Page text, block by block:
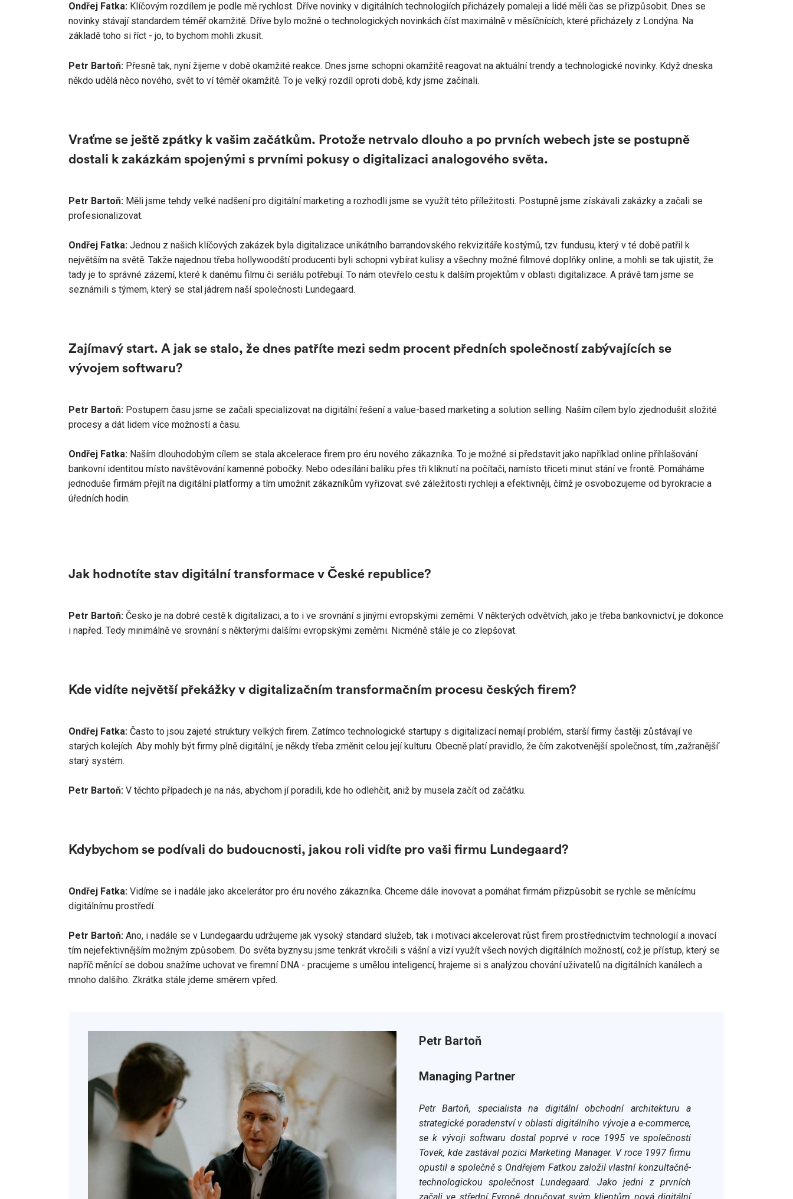
Ondřej Fatka: Klíčovým rozdílem je podle mě rychlost. Dříve novinky v digitálních technologiích přicházely pomaleji a lidé měli čas se přizpůsobit. Dnes se
novinky stávají standardem téměř okamžitě. Dříve bylo možné o technologických novinkách číst maximálně v měsíčnících, které přicházely z Londýna. Na
základě toho si říct - jo, to bychom mohli zkusit.
Petr Bartoň: Přesně tak, nyní žijeme v době okamžité reakce. Dnes jsme schopni okamžitě reagovat na aktuální trendy a technologické novinky. Když dneska
někdo udělá něco nového, svět to ví téměř okamžitě. To je velký rozdíl oproti době, kdy jsme začínali.
Vraťme se ještě zpátky k vašim začátkům. Protože netrvalo dlouho a po prvních webech jste se postupně
dostali k zakázkám spojenými s prvními pokusy o digitalizaci analogového světa.
Petr Bartoň: Měli jsme tehdy velké nadšení pro digitální marketing a rozhodli jsme se využít této příležitosti. Postupně jsme získávali zakázky a začali se
profesionalizovat.
Ondřej Fatka: Jednou z našich klíčových zakázek byla digitalizace unikátního barrandovského rekvizitáře kostýmů, tzv. fundusu, který v té době patřil k
největším na světě. Takže najednou třeba hollywoodští producenti byli schopni vybírat kulisy a všechny možné filmové doplňky online, a mohli se tak ujistit, že
tady je to správné zázemí, které k danému filmu či seriálu potřebují. To nám otevřelo cestu k dalším projektům v oblasti digitalizace. A právě tam jsme se
seznámili s týmem, který se stal jádrem naší společnosti Lundegaard.
Zajímavý start. A jak se stalo, že dnes patříte mezi sedm procent předních společností zabývajících se
vývojem softwaru?
Petr Bartoň: Postupem času jsme se začali specializovat na digitální řešení a value-based marketing a solution selling. Naším cílem bylo zjednodušit složité
procesy a dát lidem více možností a času.
Ondřej Fatka: Naším dlouhodobým cílem se stala akcelerace firem pro éru nového zákazníka. To je možné si představit jako například online přihlašování
bankovní identitou místo navštěvování kamenné pobočky. Nebo odesílání balíku přes tři kliknutí na počítači, namísto třiceti minut stání ve frontě. Pomáháme
jednoduše firmám přejít na digitální platformy a tím umožnit zákazníkům vyřizovat své záležitosti rychleji a efektivněji, čímž je osvobozujeme od byrokracie a
úředních hodin.
Jak hodnotíte stav digitální transformace v České republice?
Petr Bartoň: Česko je na dobré cestě k digitalizaci, a to i ve srovnání s jinými evropskými zeměmi. V některých odvětvích, jako je třeba bankovnictví, je dokonce
i napřed. Tedy minimálně ve srovnání s některými dalšími evropskými zeměmi. Nicméně stále je co zlepšovat.
Kde vidíte největší překážky v digitalizačním transformačním procesu českých firem?
Ondřej Fatka: Často to jsou zajeté struktury velkých firem. Zatímco technologické startupy s digitalizací nemají problém, starší firmy častěji zůstávají ve
starých kolejích. Aby mohly být firmy plně digitální, je někdy třeba změnit celou její kulturu. Obecně platí pravidlo, že čím zakotvenější společnost, tím ,zažranější‘
starý systém.
Petr Bartoň: V těchto případech je na nás, abychom jí poradili, kde ho odlehčit, aniž by musela začít od začátku.
Kdybychom se podívali do budoucnosti, jakou roli vidíte pro vaši firmu Lundegaard?
Ondřej Fatka: Vidíme se i nadále jako akcelerátor pro éru nového zákazníka. Chceme dále inovovat a pomáhat firmám přizpůsobit se rychle se měnícímu
digitálnímu prostředí.
Petr Bartoň: Ano, i nadále se v Lundegaardu udržujeme jak vysoký standard služeb, tak i motivaci akcelerovat růst firem prostřednictvím technologií a inovací
tím nejefektivnějším možným způsobem. Do světa byznysu jsme tenkrát vkročili s vášní a vizí využít všech nových digitálních možností, což je přístup, který se
napříč měnící se dobou snažíme uchovat ve firemní DNA - pracujeme s umělou inteligencí, hrajeme si s analýzou chování uživatelů na digitálních kanálech a
mnoho dalšího. Zkrátka stále jdeme směrem vpřed.
Petr Bartoň
Managing Partner
Petr Bartoň, specialista na digitální obchodní architekturu a
strategické poradenství v oblasti digitálního vývoje a e-commerce,
se k vývoji softwaru dostal poprvé v roce 1995 ve společnosti
Tovek, kde zastával pozici Marketing Manager. V roce 1997 firmu
opustil a společně s Ondřejem Fatkou založil vlastní konzultačně-
technologickou společnost Lundegaard. Jako jedni z prvních